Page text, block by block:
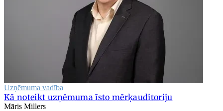
Uzņēmuma vadība
Kā noteikt uzņēmuma īsto mērķauditoriju
Māris Millers